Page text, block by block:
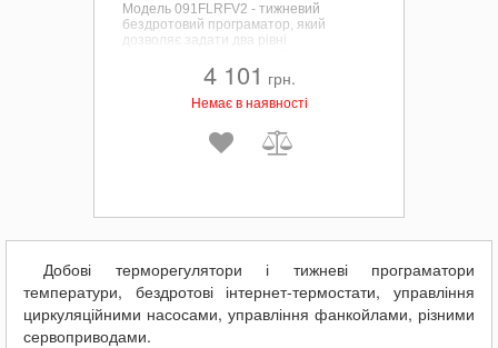
Модель 091FLRFV2 - тижневий
бездротовий програматор, який
дозволяє задати два рівні
"комфортний" в діапазоні від +5 до + 30
° C з кроком 0,2 ° C.
4 101 грн.
Немає в наявності
Добові терморегулятори і тижневі програматори
температури, бездротові інтернет-термостати, управління
циркуляційними насосами, управління фанкойлами, різними
сервоприводами.